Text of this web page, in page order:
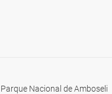
Parque Nacional de Amboseli